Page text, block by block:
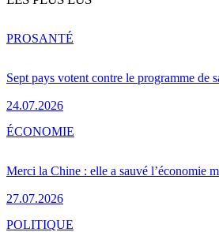
Sept pays votent contre le programme de
24.07.2026
PROSANTÉ
Merci la Chine : elle a sauvé l’économie
27.07.2026
ÉCONOMIE
POLITIQUE